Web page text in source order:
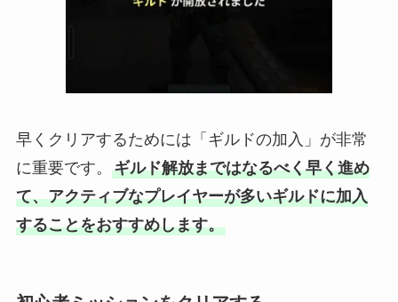
早くクリアするためには「ギルドの加入」が非常
に重要です。 ギルド解放まではなるべく早く進め
て、アクティブなプレイヤーが多いギルドに加入
することをおすすめします。